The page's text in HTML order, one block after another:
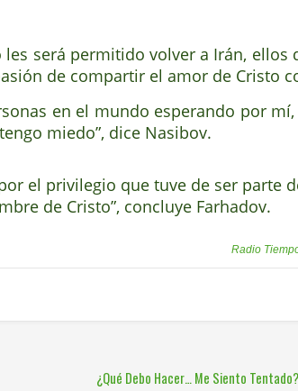
será permitido volver a Irán, ellos
de compartir el amor de Cristo
en el mundo esperando por
miedo”, dice Nasibov.
el privilegio que tuve de ser parte
de Cristo”, concluye Farhadov.
Radio
¿Qué Debo Hacer… Me Siento